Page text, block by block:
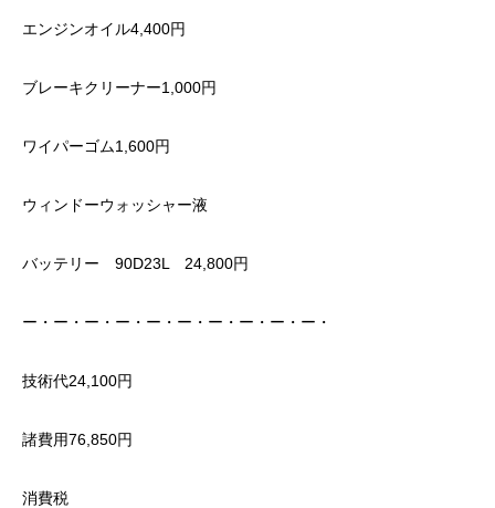
エンジンオイル4,400円
ブレーキクリーナー1,000円
ワイパーゴム1,600円
ウィンドーウォッシャー液
バッテリー 90D23L 24,800円
ー・ー・ー・ー・ー・ー・ー・ー・ー・ー・
技術代24,100円
諸費用76,850円
消費税